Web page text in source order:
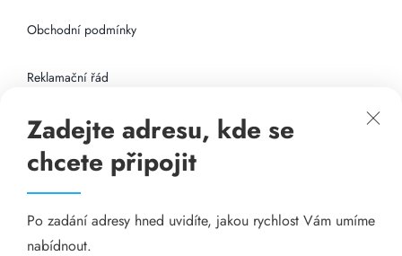
Obchodní podmínky
Reklamační řád
Připojení k internetu
Odkazy
Katalog A-seznam.cz
Zadejte adresu, kde se
chcete připojit
Po zadání adresy hned uvidíte, jakou rychlost Vám umíme
nabídnout.